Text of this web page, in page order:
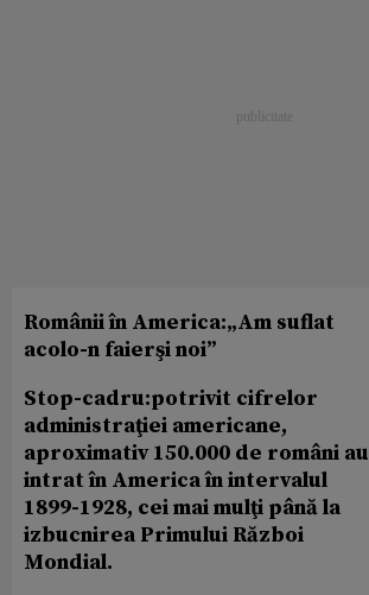
Românii în America:„Am suflat
acolo-n faierşi noi”
Stop-cadru:potrivit cifrelor
administraţiei americane,
aproximativ 150.000 de români au
intrat în America în intervalul
1899-1928, cei mai mulţi până la
izbucnirea Primului Război
Mondial.